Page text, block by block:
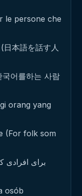
le persone che
本語を話す人
어를하는 사람
orang yang
(For folk som
osób